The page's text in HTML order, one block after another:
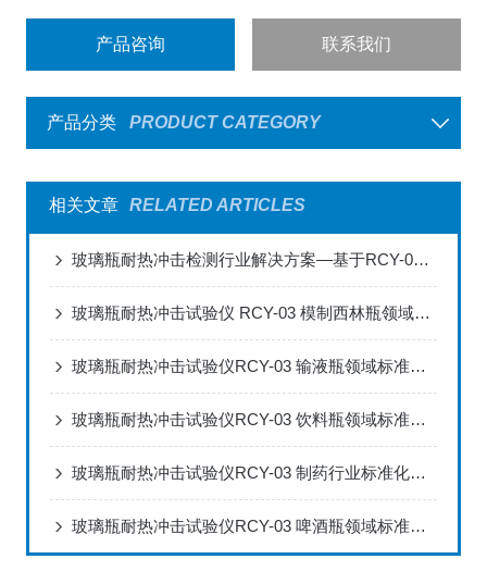
产品咨询 联系我们
产品分类 PRODUCT CATEGORY
相关文章 RELATED ARTICLES
玻璃瓶耐热冲击检测行业解决方案—基于RCY-03试验仪的全场景应用实践
玻璃瓶耐热冲击试验仪 RCY-03 模制西林瓶领域标准化检测解决方案
玻璃瓶耐热冲击试验仪RCY-03 输液瓶领域标准化检测解决方案
玻璃瓶耐热冲击试验仪RCY-03 饮料瓶领域标准化检测解决方案
玻璃瓶耐热冲击试验仪RCY-03 制药行业标准化检测解决方案
玻璃瓶耐热冲击试验仪RCY-03 啤酒瓶领域标准化检测解决方案